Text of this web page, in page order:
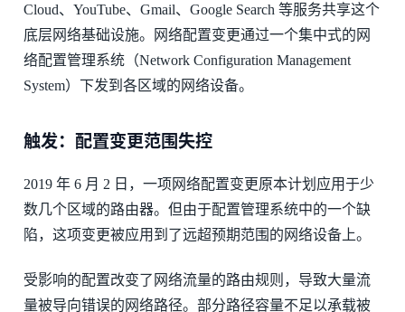
Cloud、YouTube、Gmail、Google Search 等服务共享这个
底层网络基础设施。网络配置变更通过一个集中式的网
络配置管理系统（Network Configuration Management
System）下发到各区域的网络设备。
触发：配置变更范围失控
2019 年 6 月 2 日，一项网络配置变更原本计划应用于少
数几个区域的路由器。但由于配置管理系统中的一个缺
陷，这项变更被应用到了远超预期范围的网络设备上。
受影响的配置改变了网络流量的路由规则，导致大量流
量被导向错误的网络路径。部分路径容量不足以承载被